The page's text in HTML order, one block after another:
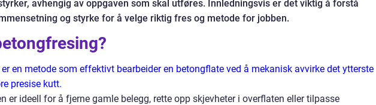
avhengig av oppgaven som skal utføres. Innledningsvis er det viktig å forstå
og styrke for å velge riktig fres og metode for jobben.
en metode som effektivt bearbeider en betongflate ved å mekanisk avvirke det ytterste
presise kutt.
er ideell for å fjerne gamle belegg, rette opp skjevheter i overflaten eller tilpasse